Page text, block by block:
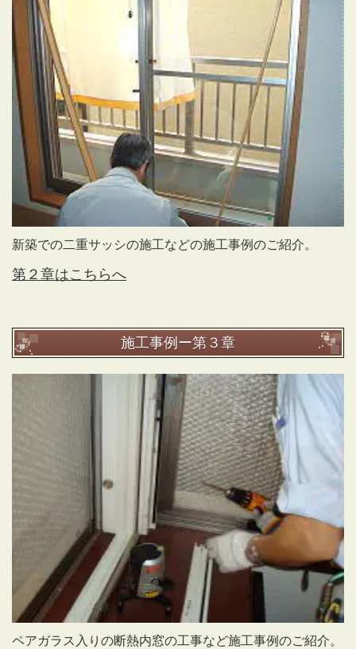
新築での二重サッシの施工などの施工事例のご紹介。
第２章はこちらへ
施工事例ー第３章
ペアガラス入りの断熱内窓の工事など施工事例のご紹介。